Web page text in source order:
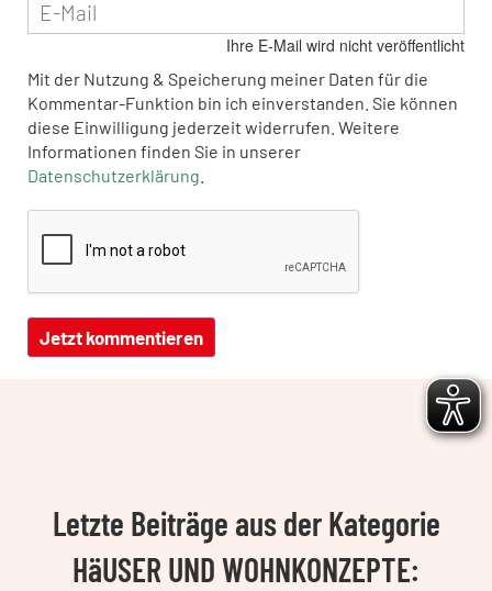
Ihre E-Mail wird nicht veröffentlicht
Mit der Nutzung & Speicherung meiner Daten für die
Kommentar-Funktion bin ich einverstanden. Sie können
diese Einwilligung jederzeit widerrufen. Weitere
Informationen finden Sie in unserer
Datenschutzerklärung
Letzte Beiträge aus der Kategorie
HäUSER UND WOHNKONZEPTE: